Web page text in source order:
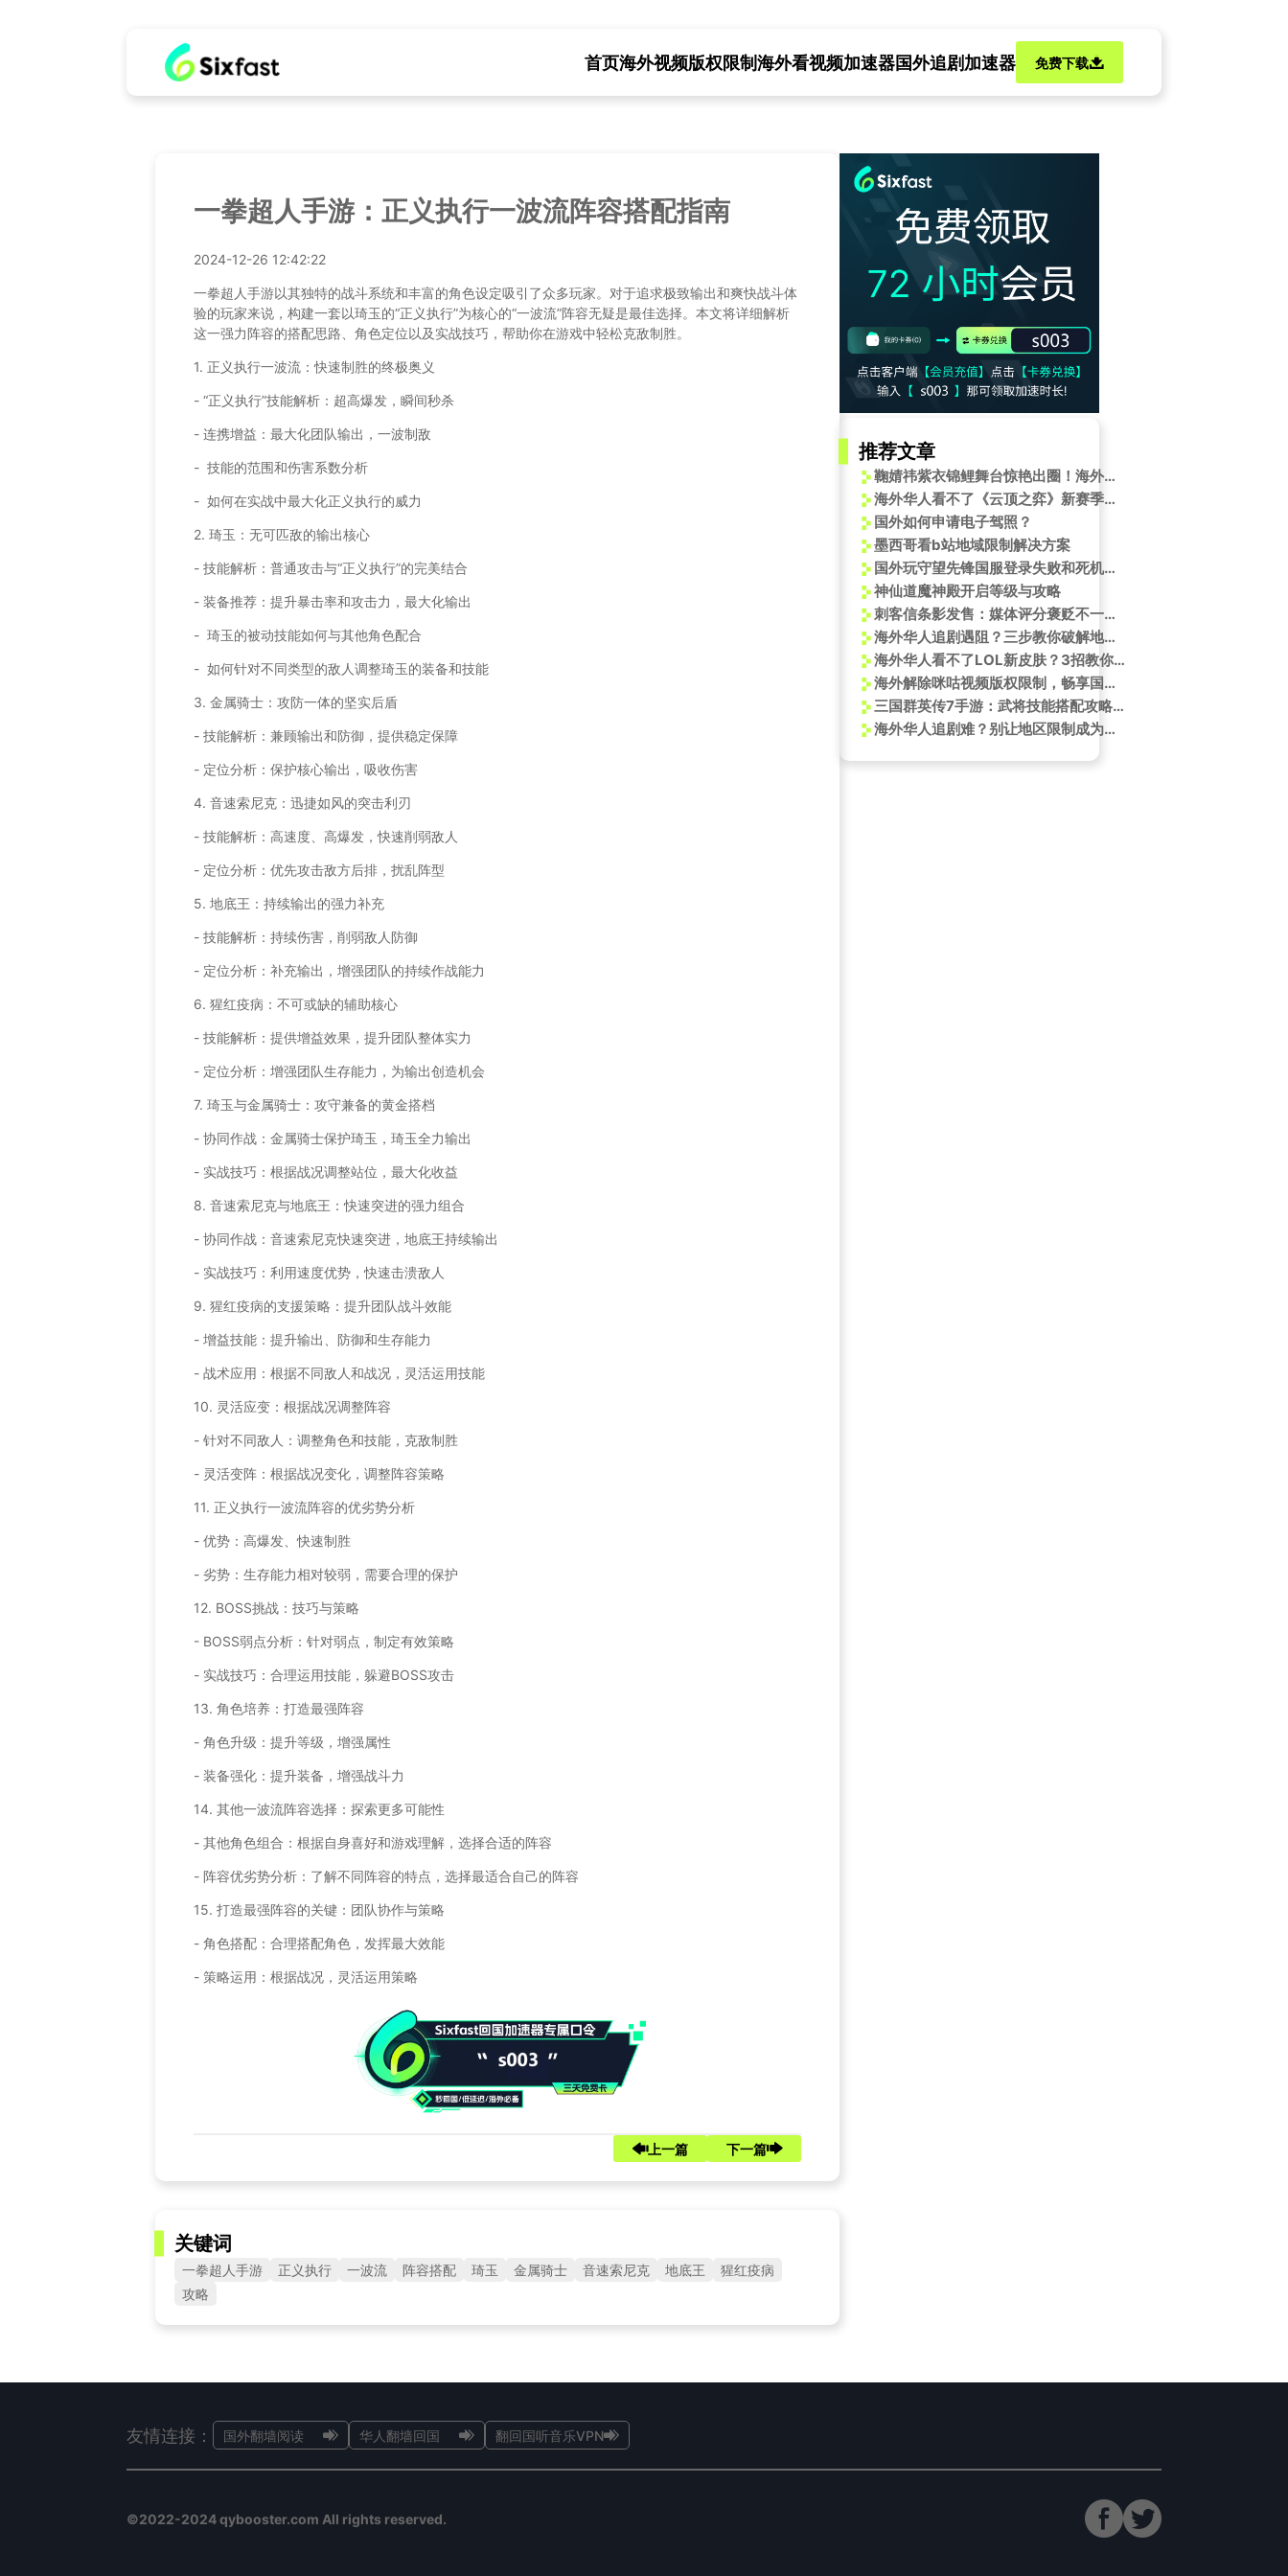
首页海外视频版权限制海外看视频加速器国外追剧加速器 免费下载
一拳超人手游：正义执行一波流阵容搭配指南
2024-12-26 12:42:22
一拳超人手游以其独特的战斗系统和丰富的角色设定吸引了众多玩家。对于追求极致输出和爽快战斗体
验的玩家来说，构建一套以琦玉的“正义执行”为核心的“一波流”阵容无疑是最佳选择。本文将详细解析
这一强力阵容的搭配思路、角色定位以及实战技巧，帮助你在游戏中轻松克敌制胜。
1. 正义执行一波流：快速制胜的终极奥义
- “正义执行”技能解析：超高爆发，瞬间秒杀
- 连携增益：最大化团队输出，一波制敌
- 技能的范围和伤害系数分析
- 如何在实战中最大化正义执行的威力
2. 琦玉：无可匹敌的输出核心
- 技能解析：普通攻击与“正义执行”的完美结合
- 装备推荐：提升暴击率和攻击力，最大化输出
- 琦玉的被动技能如何与其他角色配合
- 如何针对不同类型的敌人调整琦玉的装备和技能
3. 金属骑士：攻防一体的坚实后盾
- 技能解析：兼顾输出和防御，提供稳定保障
- 定位分析：保护核心输出，吸收伤害
4. 音速索尼克：迅捷如风的突击利刃
- 技能解析：高速度、高爆发，快速削弱敌人
- 定位分析：优先攻击敌方后排，扰乱阵型
5. 地底王：持续输出的强力补充
- 技能解析：持续伤害，削弱敌人防御
- 定位分析：补充输出，增强团队的持续作战能力
6. 猩红疫病：不可或缺的辅助核心
- 技能解析：提供增益效果，提升团队整体实力
- 定位分析：增强团队生存能力，为输出创造机会
7. 琦玉与金属骑士：攻守兼备的黄金搭档
- 协同作战：金属骑士保护琦玉，琦玉全力输出
- 实战技巧：根据战况调整站位，最大化收益
8. 音速索尼克与地底王：快速突进的强力组合
- 协同作战：音速索尼克快速突进，地底王持续输出
- 实战技巧：利用速度优势，快速击溃敌人
9. 猩红疫病的支援策略：提升团队战斗效能
- 增益技能：提升输出、防御和生存能力
- 战术应用：根据不同敌人和战况，灵活运用技能
10. 灵活应变：根据战况调整阵容
- 针对不同敌人：调整角色和技能，克敌制胜
- 灵活变阵：根据战况变化，调整阵容策略
11. 正义执行一波流阵容的优劣势分析
- 优势：高爆发、快速制胜
- 劣势：生存能力相对较弱，需要合理的保护
12. BOSS挑战：技巧与策略
- BOSS弱点分析：针对弱点，制定有效策略
- 实战技巧：合理运用技能，躲避BOSS攻击
13. 角色培养：打造最强阵容
- 角色升级：提升等级，增强属性
- 装备强化：提升装备，增强战斗力
14. 其他一波流阵容选择：探索更多可能性
- 其他角色组合：根据自身喜好和游戏理解，选择合适的阵容
- 阵容优劣势分析：了解不同阵容的特点，选择最适合自己的阵容
15. 打造最强阵容的关键：团队协作与策略
- 角色搭配：合理搭配角色，发挥最大效能
- 策略运用：根据战况，灵活运用策略
上一篇 下一篇
关键词
一拳超人手游 正义执行 一波流 阵容搭配 琦玉 金属骑士 音速索尼克 地底王
猩红疫病
攻略
推荐文章
鞠婧祎紫衣锦鲤舞台惊艳出圈！海外华人如何破解地区限制观看完整版？
海外华人看不了《云顶之弈》新赛季？3招解决‘地区限制’卡顿问题
国外如何申请电子驾照？
墨西哥看b站地域限制解决方案
国外玩守望先锋国服登录失败和死机频发终极解决方案
神仙道魔神殿开启等级与攻略
刺客信条影发售：媒体评分褒贬不一，RPG元素深度引争议
海外华人追剧遇阻？三步教你破解地区限制，轻松重温长安故事
海外华人看不了LOL新皮肤？3招教你解锁微博地区限制，亲测有效！
海外解除咪咕视频版权限制，畅享国内精彩节目
三国群英传7手游：武将技能搭配攻略与刘禅玩法解析
海外华人追剧难？别让地区限制成为你与国内精彩节目的隔阂
友情连接： 国外翻墙阅读 华人翻墙回国 翻回国听音乐VPN
©2022-2024 qybooster.com All rights reserved.